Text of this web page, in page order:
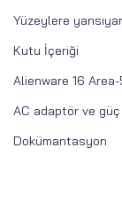
Yüzeylere
Kutu İçeriği
Alienware 16 Area-
AC adaptör ve
Dokümantasyon